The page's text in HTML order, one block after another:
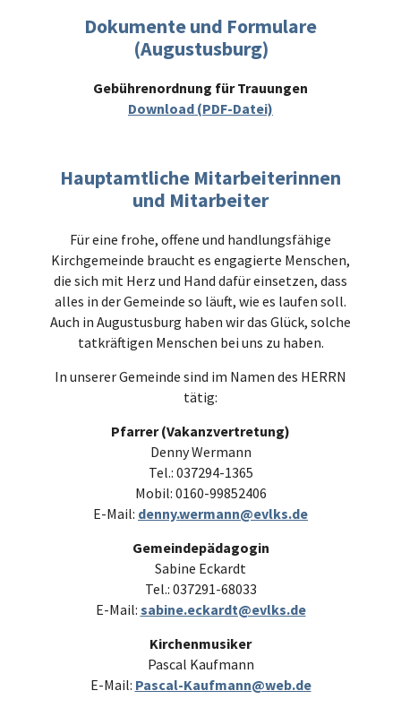
Dokumente und Formulare
(Augustusburg)
Gebührenordnung für Trauungen
Download (PDF-Datei)
Hauptamtliche Mitarbeiterinnen
und Mitarbeiter
Für eine frohe, offene und handlungsfähige
Kirchgemeinde braucht es engagierte Menschen,
die sich mit Herz und Hand dafür einsetzen, dass
alles in der Gemeinde so läuft, wie es laufen soll.
Auch in Augustusburg haben wir das Glück, solche
tatkräftigen Menschen bei uns zu haben.
In unserer Gemeinde sind im Namen des HERRN
tätig:
Pfarrer (Vakanzvertretung)
Denny Wermann
Tel.: 037294-1365
Mobil: 0160-99852406
E-Mail: denny.wermann@evlks.de
Gemeindepädagogin
Sabine Eckardt
Tel.: 037291-68033
E-Mail: sabine.eckardt@evlks.de
Kirchenmusiker
Pascal Kaufmann
E-Mail: Pascal-Kaufmann@web.de